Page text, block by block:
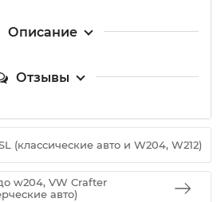
Описание
Отзывы
(классические авто и W204, W212)
w204, VW Crafter
авто)